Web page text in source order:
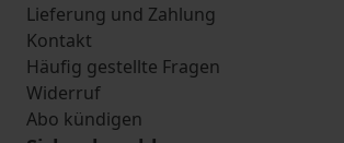
Lieferung und Zahlung
Kontakt
Häufig gestellte Fragen
Widerruf
Abo kündigen